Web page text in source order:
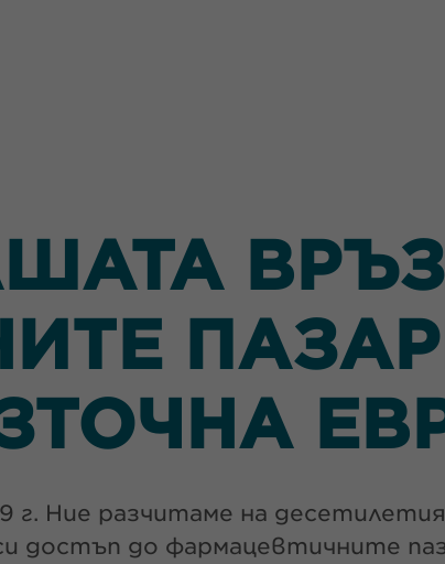
г. Ние разчитаме на
достъп до фармацевтичните